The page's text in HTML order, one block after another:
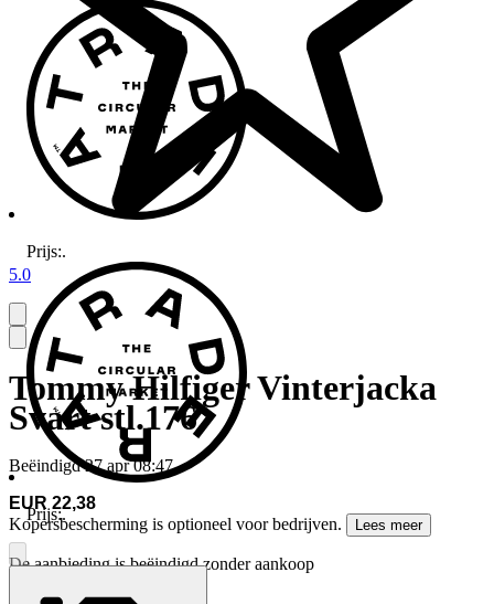
5.0
Tommy Hilfiger Vinterjacka
Svart stl.176
Beëindigd 27 apr 08:47
EUR 22,38
Kopersbescherming is optioneel voor bedrijven.
Lees meer
De aanbieding is beëindigd zonder aankoop
Prijs:.
Prijs:.